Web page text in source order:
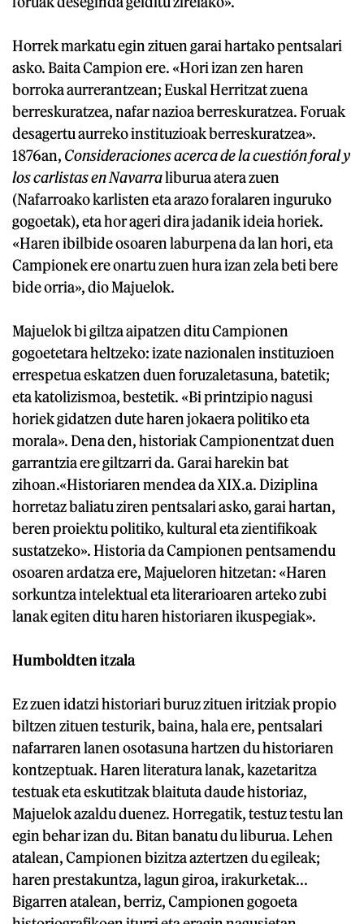
Horrek markatu egin zituen garai hartako pentsalari
asko. Baita Campion ere. «Hori izan zen haren
borroka aurrerantzean; Euskal Herritzat zuena
berreskuratzea, nafar nazioa berreskuratzea. Foruak
desagertu aurreko instituzioak berreskuratzea».
1876an, Consideraciones acerca de la cuestión foral y
los carlistas en Navarraliburua atera zuen
(Nafarroako karlisten eta arazo foralaren inguruko
gogoetak), eta hor ageri dira jadanik ideia horiek.
«Haren ibilbide osoaren laburpena da lan hori, eta
Campionek ere onartu zuen hura izan zela beti bere
bide orria», dio Majuelok.
Majuelok bi giltza aipatzen ditu Campionen
gogoetetara heltzeko: izate nazionalen instituzioen
errespetua eskatzen duen foruzaletasuna, batetik;
eta katolizismoa, bestetik. «Bi printzipio nagusi
horiek gidatzen dute haren jokaera politiko eta
morala». Dena den, historiak Campionentzat duen
garrantzia ere giltzarri da. Garai harekin bat
zihoan.«Historiaren mendea da XIX.a. Diziplina
horretaz baliatu ziren pentsalari asko, garai hartan,
beren proiektu politiko, kultural eta zientifikoak
sustatzeko». Historia da Campionen pentsamendu
osoaren ardatza ere, Majueloren hitzetan: «Haren
sorkuntza intelektual eta literarioaren arteko zubi
lanak egiten ditu haren historiaren ikuspegiak».
Humboldten itzala
Ez zuen idatzi historiari buruz zituen iritziak propio
biltzen zituen testurik, baina, hala ere, pentsalari
nafarraren lanen osotasuna hartzen du historiaren
kontzeptuak. Haren literatura lanak, kazetaritza
testuak eta eskutitzak blaituta daude historiaz,
Majuelok azaldu duenez. Horregatik, testuz testu lan
egin behar izan du. Bitan banatu du liburua. Lehen
atalean, Campionen bizitza aztertzen du egileak;
haren prestakuntza, lagun giroa, irakurketak...
Bigarren atalean, berriz, Campionen gogoeta